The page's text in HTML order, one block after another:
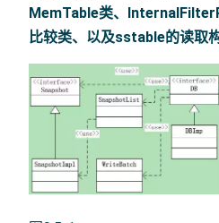
MemTable类、
比较类、以及sstable的读取